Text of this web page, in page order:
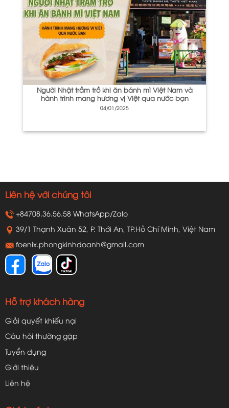
Người Nhật trầm trồ khi ăn bánh mì Việt Nam và
hành trình mang hương vị Việt qua nước bạn
04/01/2025
Liên hệ với chúng tôi
+84708.36.56.58 WhatsApp/Zalo
39/1 Thạnh Xuân 52, P. Thới An, TP.Hồ Chí Minh, Việt Nam
foenix.phongkinhdoanh@gmail.com
Hỗ trợ khách hàng
Giải quyết khiếu nại
Câu hỏi thường gặp
Tuyển dụng
Giới thiệu
Liên hệ